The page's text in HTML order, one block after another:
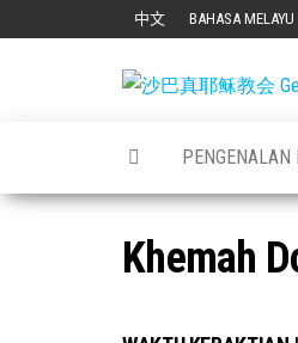
中文 BAHASA MELAYU
PENGENALAN
Khemah